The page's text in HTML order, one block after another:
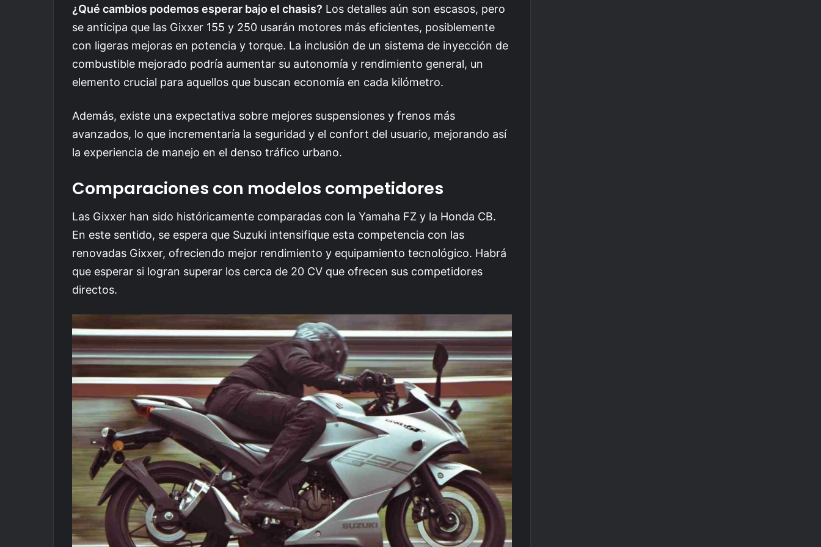
¿Qué cambios podemos esperar bajo el chasis? Los detalles aún son escasos, pero
se anticipa que las Gixxer 155 y 250 usarán motores más eficientes, posiblemente
con ligeras mejoras en potencia y torque. La inclusión de un sistema de inyección de
combustible mejorado podría aumentar su autonomía y rendimiento general, un
elemento crucial para aquellos que buscan economía en cada kilómetro.
Además, existe una expectativa sobre mejores suspensiones y frenos más
avanzados, lo que incrementaría la seguridad y el confort del usuario, mejorando así
la experiencia de manejo en el denso tráfico urbano.
Comparaciones con modelos competidores
Las Gixxer han sido históricamente comparadas con la Yamaha FZ y la Honda CB.
En este sentido, se espera que Suzuki intensifique esta competencia con las
renovadas Gixxer, ofreciendo mejor rendimiento y equipamiento tecnológico. Habrá
que esperar si logran superar los cerca de 20 CV que ofrecen sus competidores
directos.